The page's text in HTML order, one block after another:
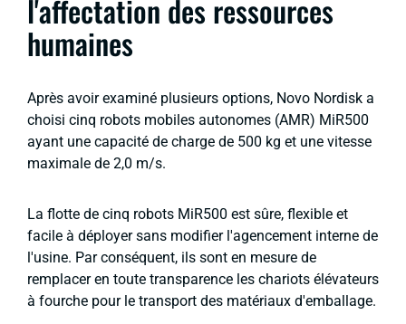
l'affectation des ressources
humaines
Après avoir examiné plusieurs options, Novo Nordisk a
choisi cinq robots mobiles autonomes (AMR) MiR500
ayant une capacité de charge de 500 kg et une vitesse
maximale de 2,0 m/s.
La flotte de cinq robots MiR500 est sûre, flexible et
facile à déployer sans modifier l'agencement interne de
l'usine. Par conséquent, ils sont en mesure de
remplacer en toute transparence les chariots élévateurs
à fourche pour le transport des matériaux d'emballage.